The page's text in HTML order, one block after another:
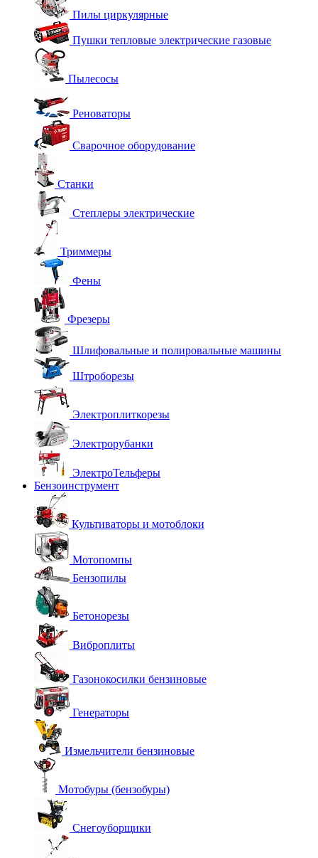
Пилы циркулярные
Пушки тепловые электрические газовые
Пылесосы
Реноваторы
Сварочное оборудование
Станки
Степлеры электрические
Триммеры
Фены
Фрезеры
Шлифовальные и полировальные машины
Штроборезы
Электроплиткорезы
Электрорубанки
ЭлектроТельферы
Бензоинструмент
Культиваторы и мотоблоки
Мотопомпы
Бензопилы
Бетонорезы
Виброплиты
Газонокосилки бензиновые
Генераторы
Измельчители бензиновые
Мотобуры (бензобуры)
Снегоуборщики